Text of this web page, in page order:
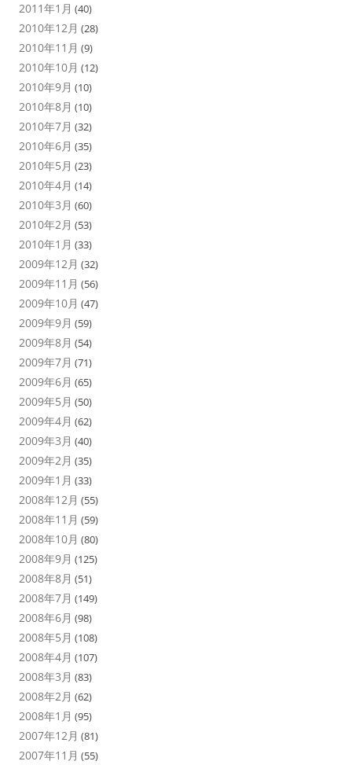
2011年1月 (40)
2010年12月 (28)
2010年11月 (9)
2010年10月 (12)
2010年9月 (10)
2010年8月 (10)
2010年7月 (32)
2010年6月 (35)
2010年5月 (23)
2010年4月 (14)
2010年3月 (60)
2010年2月 (53)
2010年1月 (33)
2009年12月 (32)
2009年11月 (56)
2009年10月 (47)
2009年9月 (59)
2009年8月 (54)
2009年7月 (71)
2009年6月 (65)
2009年5月 (50)
2009年4月 (62)
2009年3月 (40)
2009年2月 (35)
2009年1月 (33)
2008年12月 (55)
2008年11月 (59)
2008年10月 (80)
2008年9月 (125)
2008年8月 (51)
2008年7月 (149)
2008年6月 (98)
2008年5月 (108)
2008年4月 (107)
2008年3月 (83)
2008年2月 (62)
2008年1月 (95)
2007年12月 (81)
2007年11月 (55)